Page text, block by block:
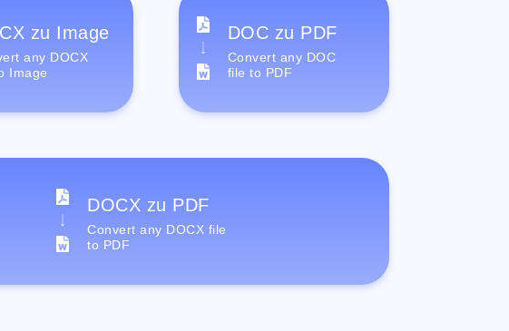
zu Image
any DOCX
Image
DOC zu PDF
Convert any DOC
file to PDF
DOCX zu PDF
Convert any DOCX file
to PDF